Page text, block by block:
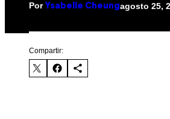
Por Ysabelle Cheung agosto 25,
Compartir: